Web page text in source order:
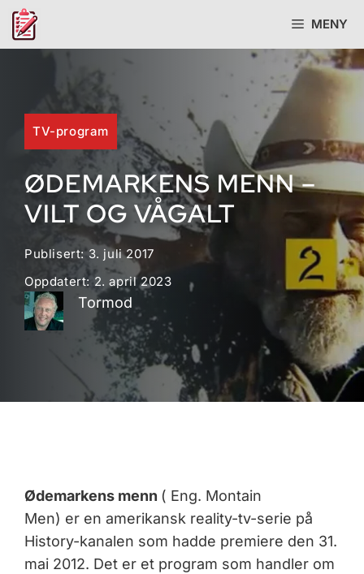
Hopp
innhold
MENY
TV-program
ØDEMARKENS MENN –
VILT OG VÅGALT
Publisert:3. juli 2017
Oppdatert: 2. april 2023
Tormod
Ødemarkens menn ( Eng. Montain
Men) er en amerikansk reality-tv-serie på
History-kanalen som hadde premiere den 31.
mai 2012. Det er et program som handler om